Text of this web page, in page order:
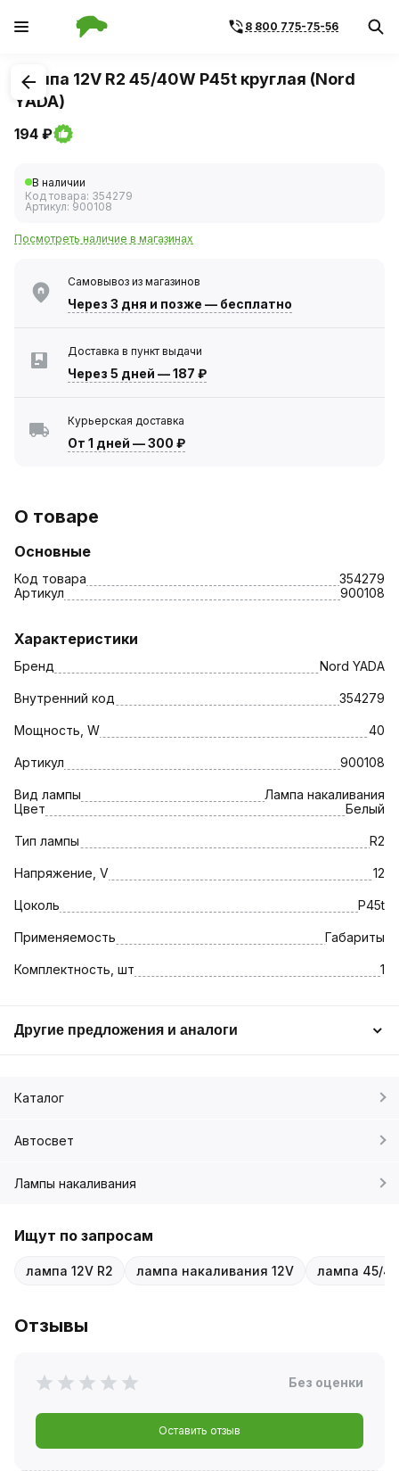
8 800 775-75-56
1/1
Лампа 12V R2 45/40W P45t круглая (Nord
YADA)
194 ₽
В наличии
Код товара: 354279
Артикул: 900108
Посмотреть наличие в магазинах
Самовывоз из магазинов
Через 3 дня и позже — бесплатно
Доставка в пункт выдачи
Через 5 дней —187 ₽
Курьерская доставка
От 1 дней —300 ₽
О товаре
Основные
Код товара
354279
Артикул
900108
Характеристики
Бренд Nord YADA
Внутренний код 354279
Мощность, W 40
Артикул 900108
Вид лампы
Лампа накаливания
Цвет
Белый
Тип лампы R2
Напряжение, V 12
Цоколь P45t
Применяемость Габариты
Комплектность, шт 1
Другие предложения и аналоги
Каталог
Автосвет
Лампы накаливания
Ищут по запросам
лампа 12V R2 лампа накаливания 12V лампа 45/
Отзывы
Без оценки
Оставить отзыв